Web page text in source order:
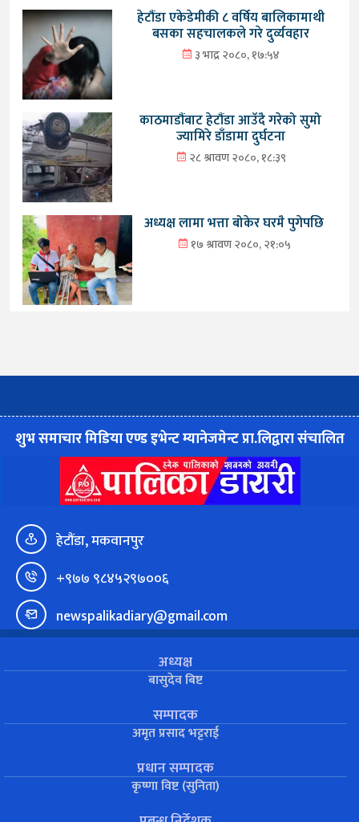
हेटौंडा एकेडेमीकी ८ वर्षिय बालिकामाथी
बसका सहचालकले गरे दुर्व्यवहार
३ भाद्र २०८०, १७:५४
काठमाडौंबाट हेटौंडा आउँदै गरेको सुमो
ज्यामिरे डाँडामा दुर्घटना
२८ श्रावण २०८०, १८:३९
अध्यक्ष लामा भत्ता बोकेर घरमै पुगेपछि
१७ श्रावण २०८०, २१:०५
शुभ समाचार मिडिया एण्ड इभेन्ट म्यानेजमेन्ट प्रा.लिद्वारा संचालित
हेटौंडा, मकवानपुर
+९७७ ९८४५२९७००६
newspalikadiary@gmail.com
अध्यक्ष
बासुदेव बिष्ट
सम्पादक
अमृत प्रसाद भट्टराई
प्रधान सम्पादक
कृष्णा विष्ट (सुनिता)